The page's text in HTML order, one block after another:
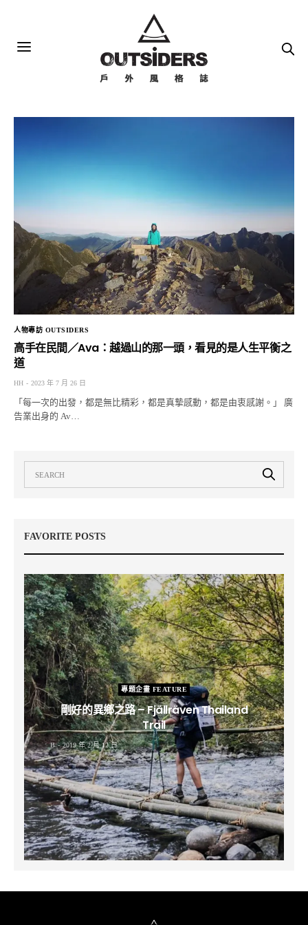
人物專訪 OUTSIDERS
高手在民間／Ava：越過山的那一頭，看見的是人生平衡之
道
HH 2023 年 7 月 26 日
「每一次的出發，都是無比精彩，都是真摯感動，都是由衷感謝。」 廣
告業出身的 Av…
FAVORITE POSTS
專題企畫 FEATURE
剛好的異鄉之路 – Fjällräven Thailand
Trail
B 2019 年 2 月 12 日